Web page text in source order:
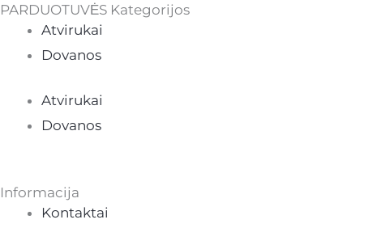
PARDUOTUVĖS Kategorijos
Atvirukai
Dovanos
Atvirukai
Dovanos
Informacija
Kontaktai